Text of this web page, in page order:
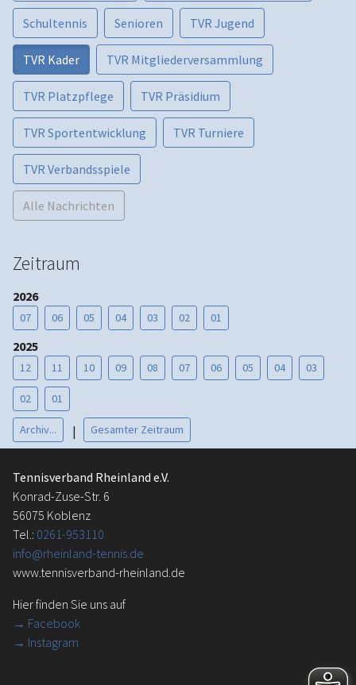
Schultennis Senioren TVR Jugend
TVR Kader TVR Mitgliederversammlung
TVR Platzpflege TVR Präsidium
TVR Sportentwicklung TVR Turniere
TVR Verbandsspiele
Alle Nachrichten
Zeitraum
2026
07 06 05 04 03 02 01
2025
12 11 10 09 08 07 06 05 04 03
02 01
Archiv... | Gesamter Zeitraum
Tennisverband Rheinland e.V.
Konrad-Zuse-Str. 6
56075 Koblenz
Tel.: 0261-953110
info@rheinland-tennis.de
www.tennisverband-rheinland.de
Hier finden Sie uns auf
→ Facebook
→ Instagram